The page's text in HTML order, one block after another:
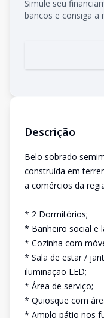
Simule seu
bancos e consiga a
Descrição
Belo sobrado
construída em
a comércios da
* 2 Dormitórios;
* Banheiro social e
* Cozinha com
* Sala de estar /
iluminação LED;
* Área de serviço;
* Quiosque com
* Amplo pátio nos